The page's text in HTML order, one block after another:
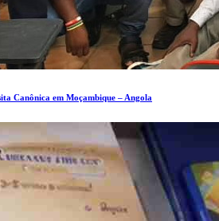
Canônica em Moçambique – Angola